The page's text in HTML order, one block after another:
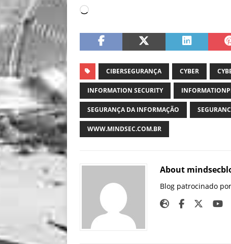
CIBERSEGURANÇA CYBER
INFORMATION SECURITY
SEGURANÇA DA INFORMAÇÃO
WWW.MINDSEC.COM.BR
About
Blog patrocinado